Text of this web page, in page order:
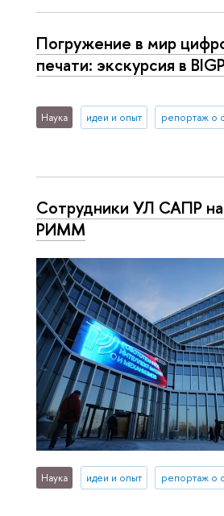
Погружение в мир
печати: экскурсия в
Наука идеи и опыт репортаж о
Сотрудники УЛ САПР
РИММ
Наука идеи и опыт репортаж о